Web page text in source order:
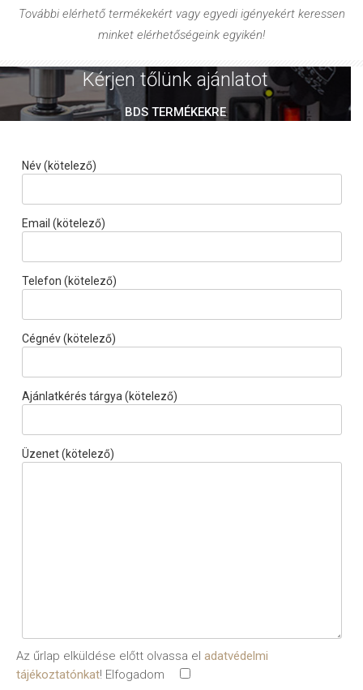
További elérhető termékekért vagy egyedi igényekért keressen
minket elérhetőségeink egyikén!
Kérjen tőlünk ajánlatot
BDS TERMÉKEKRE
Név (kötelező)
Email (kötelező)
Telefon (kötelező)
Cégnév (kötelező)
Ajánlatkérés tárgya (kötelező)
Üzenet (kötelező)
Az űrlap elküldése előtt olvassa el adatvédelmi
tájékoztatónkat! Elfogadom